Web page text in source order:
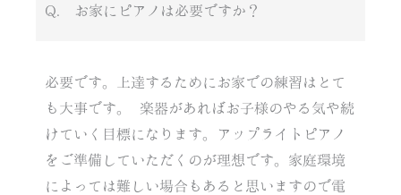
Q. お家にピアノは必要ですか？
必要です。上達するためにお家での練習はとて
も大事です。 楽器があればお子様のやる気や続
けていく目標になります。アップライトピアノ
をご準備していただくのが理想です。家庭環境
によっては難しい場合もあると思いますので電